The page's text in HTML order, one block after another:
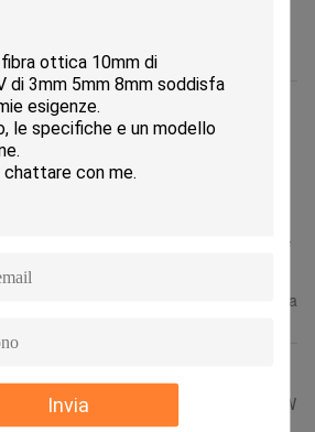
Invia
del supporto di scaffale 36
di fibra bianco della st di FTTH, 144
dei porti ODF con gli adattatori di FC
fibra
ottica UPC di modo ESC250D blu o
del connettore APC
del metallo delle componenti del
del metallo flessibile per
ottica della giuntura fredda che mette
per il cavo flessibile di 3mm
il cappuccio parapolvere del
cappuccio 1.25mmLC della coda lunga
a fibre ottiche dei connettori
potere
Coreless pmg 2kw 3KW 5KW
del acciaio al carbonio